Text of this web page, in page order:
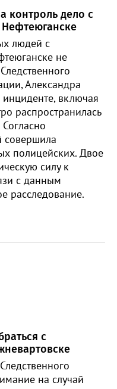
контроль дело с
людей с
не
Александра
включая
распространилась
полицейских. Двое
силу к
с данным
расследование.
с
на случай